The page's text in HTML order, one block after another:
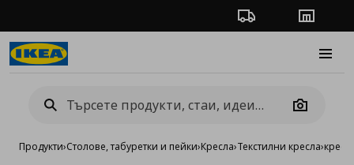
Проследяване на
Camera
Продукти›Столове, табуретки и пейки›Кресла›Текстилни кресла›